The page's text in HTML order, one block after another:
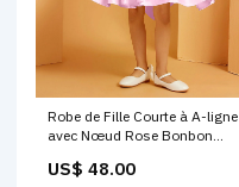
Robe de Fille Courte à A-ligne
avec Nœud Rose Bonbon
US$ 48.00